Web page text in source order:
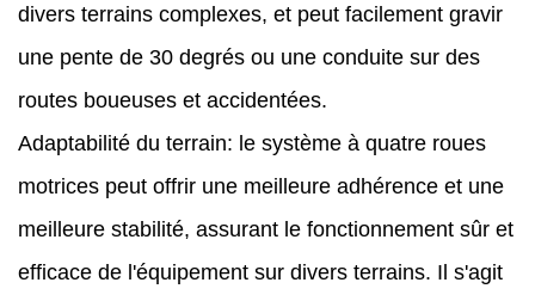
divers terrains complexes, et peut facilement gravir
une pente de 30 degrés ou une conduite sur des
routes boueuses et accidentées.
Adaptabilité du terrain: le système à quatre roues
motrices peut offrir une meilleure adhérence et une
meilleure stabilité, assurant le fonctionnement sûr et
efficace de l'équipement sur divers terrains. Il s'agit